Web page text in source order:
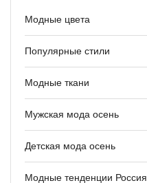
Модные цвета
Популярные стили
Модные ткани
Мужская мода осень
Детская мода осень
Модные тенденции Россия